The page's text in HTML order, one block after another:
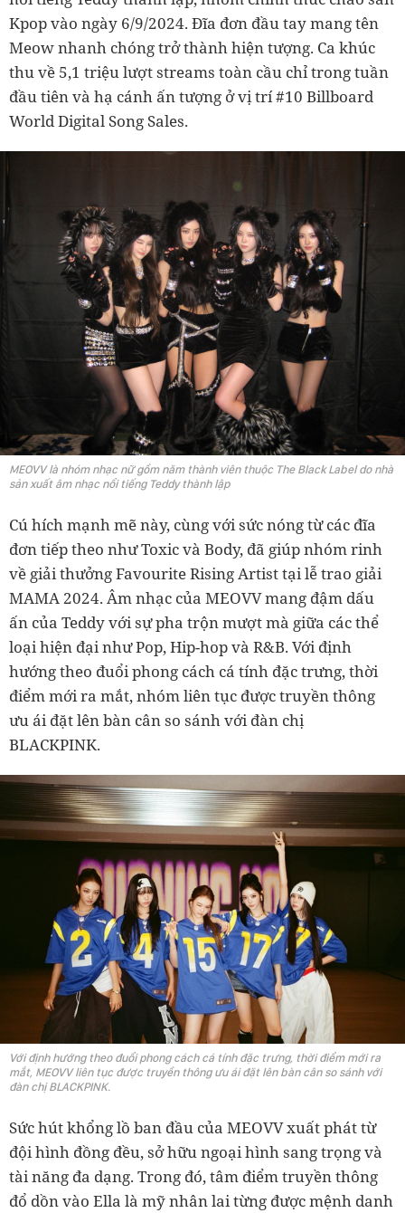
Kpop vào ngày 6/9/2024. Đĩa đơn đầu tay mang tên
Meow nhanh chóng trở thành hiện tượng. Ca khúc
thu về 5,1 triệu lượt streams toàn cầu chỉ trong tuần
đầu tiên và hạ cánh ấn tượng ở vị trí #10 Billboard
World Digital Song Sales.
MEOVV là nhóm nhạc nữ gồm năm thành viên thuộc The Black Label do nhà
sản xuất âm nhạc nổi tiếng Teddy thành lập
Cú hích mạnh mẽ này, cùng với sức nóng từ các đĩa
đơn tiếp theo như Toxic và Body, đã giúp nhóm rinh
về giải thưởng Favourite Rising Artist tại lễ trao giải
MAMA 2024. Âm nhạc của MEOVV mang đậm dấu
ấn của Teddy với sự pha trộn mượt mà giữa các thể
loại hiện đại như Pop, Hip-hop và R&B. Với định
hướng theo đuổi phong cách cá tính đặc trưng, thời
điểm mới ra mắt, nhóm liên tục được truyền thông
ưu ái đặt lên bàn cân so sánh với đàn chị
BLACKPINK.
Với định hướng theo đuổi phong cách cá tính đặc trưng, thời điểm mới ra
mắt, MEOVV liên tục được truyền thông ưu ái đặt lên bàn cân so sánh với
đàn chị BLACKPINK.
Sức hút khổng lồ ban đầu của MEOVV xuất phát từ
đội hình đồng đều, sở hữu ngoại hình sang trọng và
tài năng đa dạng. Trong đó, tâm điểm truyền thông
đổ dồn vào Ella là mỹ nhân lai từng được mệnh danh